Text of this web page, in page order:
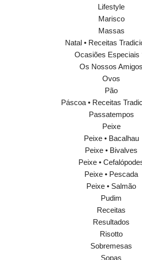
Lifestyle
Marisco
Massas
Natal • Receitas
Ocasiões
Os Nossos Amigos
Ovos
Pão
Páscoa • Receitas
Passatempos
Peixe
Peixe • Bacalhau
Peixe • Bivalves
Peixe •
Peixe • Pescada
Peixe • Salmão
Pudim
Receitas
Resultados
Risotto
Sobremesas
Sopas